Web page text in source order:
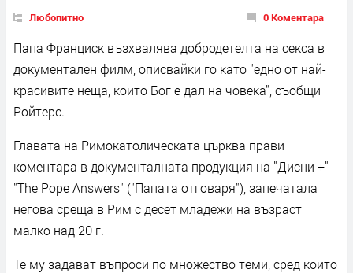
Любопитно 0 Коментара
Папа Франциск възхвалява добродетелта на секса в
документален филм, описвайки го като "едно от най-
красивите неща, които Бог е дал на човека", съобщи
Ройтерс.
Главата на Римокатолическата църква прави
коментара в документалната продукция на "Дисни +"
"The Pope Answers" ("Папата отговаря"), запечатала
негова среща в Рим с десет младежи на възраст
малко над 20 г.
Те му задават въпроси по множество теми, сред които